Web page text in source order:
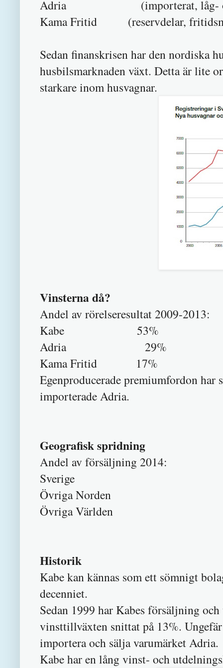
Adria (importerat, låg-
Kama Fritid (reservdelar,
Sedan finanskrisen har den nordiska
husbilsmarknaden växt. Detta är lite
starkare inom husvagnar.
Vinsterna då?
Andel av rörelseresultat 2009-2013:
Kabe 53%
Adria 29%
Kama Fritid 17%
Egenproducerade premiumfordon har
importerade Adria.
Geografisk spridning
Andel av försäljning 2014:
Sverige
Övriga
Övriga
Historik
Kabe kan kännas som ett sömnigt
decenniet.
Sedan 1999 har Kabes försäljning
vinsttillväxten snittat på 13%.
importera och sälja varumärket Adria.
Kabe har en lång vinst- och